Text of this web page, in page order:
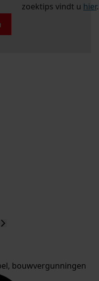
zoektips vindt u hier.
bouwvergunningen